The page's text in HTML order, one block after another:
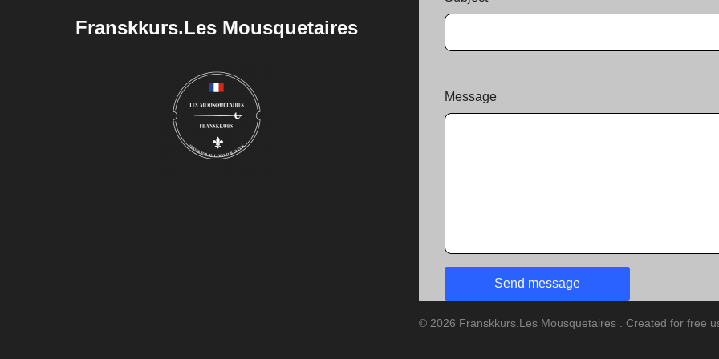
Franskkurs.Les Mousquetaires
Message
© 2026 Franskkurs.Les Mousquetaires . Created for free